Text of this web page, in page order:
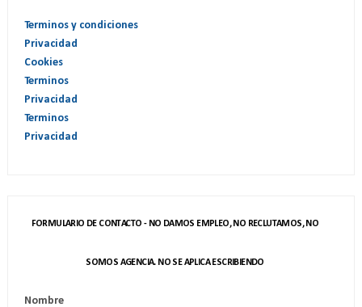
Terminos y condiciones
Privacidad
Cookies
Terminos
Privacidad
Terminos
Privacidad
FORMULARIO DE CONTACTO - NO DAMOS EMPLEO, NO RECLUTAMOS, NO
SOMOS AGENCIA. NO SE APLICA ESCRIBIENDO
Nombre